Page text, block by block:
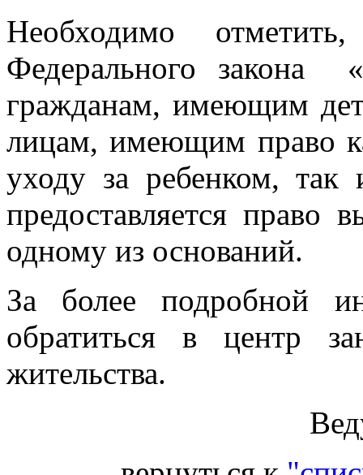
Необходимо
Федерального закона
гражданам, имеющим
лицам, имеющим право
уходу за ребенком, так
предоставляется
одному из оснований.
За более подробной
обратиться в центр
жительства.